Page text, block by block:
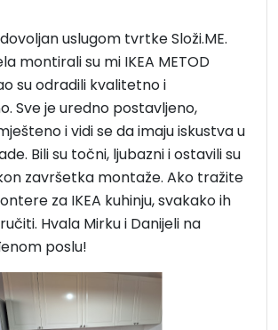
uslugom tvrtke Složi.ME.
montirali su mi IKEA METOD
su odradili kvalitetno i
Sve je uredno postavljeno,
i vidi se da imaju iskustva u
Bili su točni, ljubazni i ostavili su
završetka montaže. Ako tražite
za IKEA kuhinju, svakako ih
Hvala Mirku i Danijeli na
poslu!